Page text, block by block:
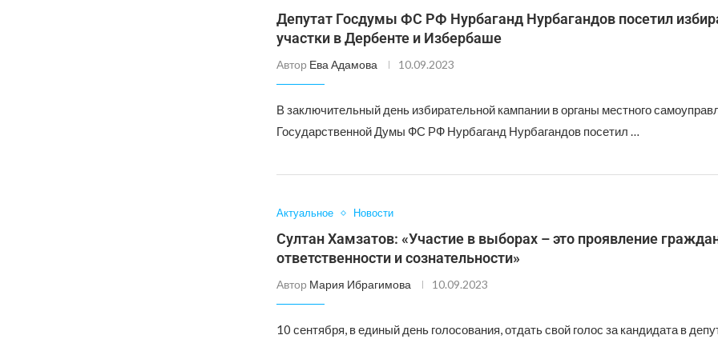
Депутат Госдумы ФС РФ Нурбаганд Нурбагандов посетил
участки в Дербенте и Избербаше
Автор Ева Адамова 10.09.2023
В заключительный день избирательной кампании в органы местного
Государственной Думы ФС РФ Нурбаганд Нурбагандов посетил …
Актуальное Новости
Султан Хамзатов: «Участие в выборах – это проявление
ответственности и сознательности»
Автор Мария Ибрагимова 10.09.2023
10 сентября, в единый день голосования, отдать свой голос за кандидата в